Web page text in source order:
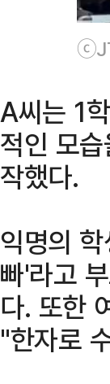
A씨는 1
적인 모
작했다.
익명의
빠'라고
다. 또한
"한자로